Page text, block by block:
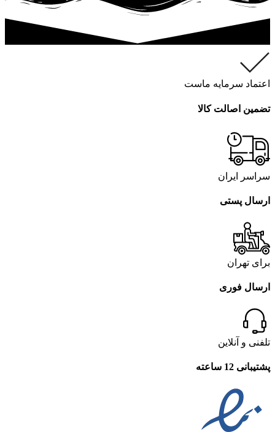
اعتماد سرمایه ماست
تضمین اصالت کالا
سراسر ایران
ارسال پستی
برای تهران
ارسال فوری
تلفنی و آنلاین
پشتیبانی 12 ساعته